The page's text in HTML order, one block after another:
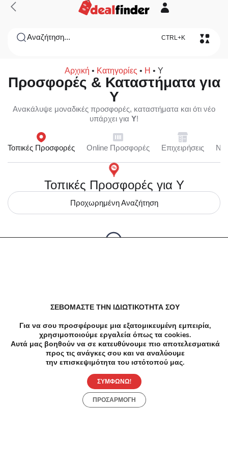
Αναζήτηση... CTRL+K
Αρχική • Κατηγορίες • Η • Υ
Προσφορές & Καταστήματα για
Υ
Ανακάλυψε μοναδικές προσφορές, καταστήματα και ότι νέο
υπάρχει για Υ!
Τοπικές Προσφορές Online Προσφορές Επιχειρήσεις
Τοπικές Προσφορές για Υ
Προχωρημένη Αναζήτηση
ΣΕΒΟΜΑΣΤΕ ΤΗΝ ΙΔΙΩΤΙΚΟΤΗΤΑ ΣΟΥ
Για να σου προσφέρουμε μια εξατομικευμένη εμπειρία,
χρησιμοποιούμε εργαλεία όπως τα cookies.
Αυτά μας βοηθούν να σε κατευθύνουμε πιο αποτελεσματικά
προς τις ανάγκες σου και να αναλύουμε
την επισκεψιμότητα του ιστότοπού μας.
ΣΥΜΦΩΝΩ!
ΠΡΟΣΑΡΜΟΓΗ